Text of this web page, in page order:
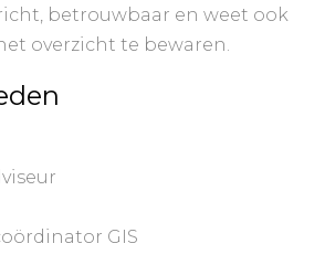
betrouwbaar en weet ook
overzicht te bewaren.
GIS